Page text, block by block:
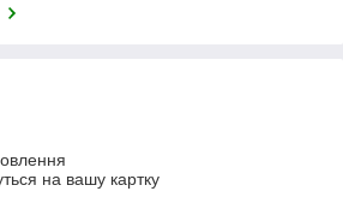
на вашу картку